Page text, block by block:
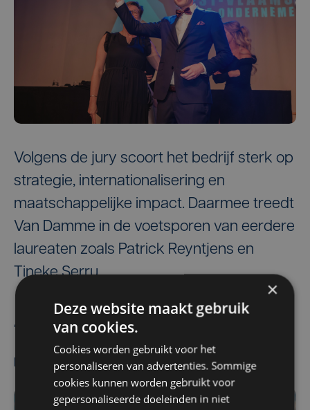
Volgens de jury scoort het bedrijf sterk op
strategie, internationalisering en
maatschappelijke impact. Daarmee treedt
Van Damme in de voetsporen van eerdere
laureaten zoals Patrick Reyntjens en
Tineke Serru.
De redactie
Meest gelezen
×
Deze website maakt gebruik
van cookies.
Cookies worden gebruikt voor het
personaliseren van advertenties. Sommige
cookies kunnen worden gebruikt voor
gepersonaliseerde doeleinden in niet